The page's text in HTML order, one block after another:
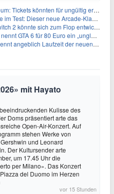
könnten für ungültig erklärt werden!
Dieser neue Arcade-Klassiker verzeiht dir gar nichts
2 könnte sich zum Flop entwickeln
6 für 80 Euro ein „unglaubliches Schnäppchen“
Laufzeit der neuen Gameplay-Präsentation
mit Hayato
Kulisse des
Doms präsentiert arte das
Open-Air-Konzert. Auf
stehen Werke von
und Leonard
Der Kultursender arte
um 17.45 Uhr die
per Milano». Das Konzert
del Duomo im Herzen
vor 15 Stunden